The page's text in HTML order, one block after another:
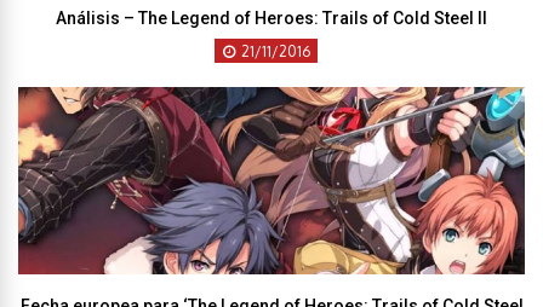
Análisis – The Legend of Heroes: Trails of Cold Steel II
21/11/2016